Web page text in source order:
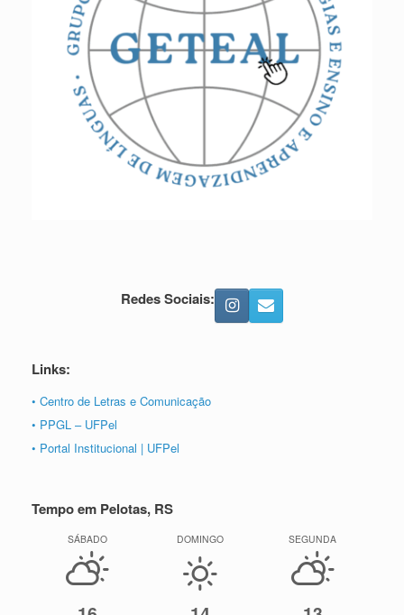
Redes Sociais:
Links:
• Centro de Letras e Comunicação
• PPGL – UFPel
• Portal Institucional | UFPel
Tempo em Pelotas, RS
SÁBADO DOMINGO SEGUNDA